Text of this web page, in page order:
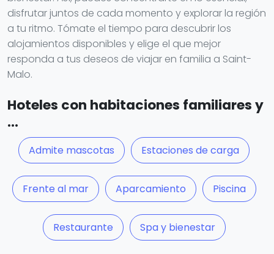
disfrutar juntos de cada momento y explorar la región
a tu ritmo. Tómate el tiempo para descubrir los
alojamientos disponibles y elige el que mejor
responda a tus deseos de viajar en familia a Saint-
Malo.
Hoteles con habitaciones familiares y
...
Admite mascotas Estaciones de carga
Frente al mar Aparcamiento Piscina
Restaurante Spa y bienestar